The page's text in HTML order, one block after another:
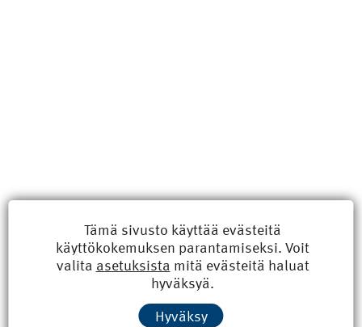
Kyberisku kiinteistötietoihin haittaisi energiarakentamista
8.6.2026 15:21
Tämä sivusto käyttää evästeitä
käyttökokemuksen parantamiseksi. Voit
valita asetuksista mitä evästeitä haluat
hyväksyä.
Hyväksy